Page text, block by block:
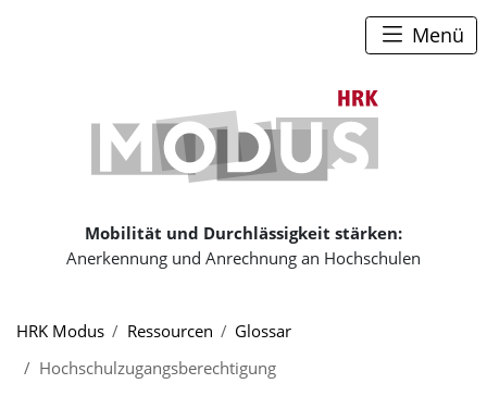
Mobilität und Durchlässigkeit stärken:
Anerkennung und Anrechnung an Hochschulen
Menü
HRK Modus
Ressourcen
Glossar
Hochschulzugangsberechtigung